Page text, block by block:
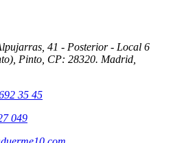
41 - Posterior - Local 6
Pinto, CP: 28320. Madrid,
35 45
049